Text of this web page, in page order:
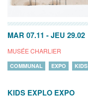
MAR 07.11 - JEU 29.02
MUSÉE CHARLIER
COMMUNAL EXPO KIDS
KIDS EXPLO EXPO